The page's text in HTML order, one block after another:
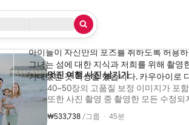
체크인/체크아웃
멋진 여행 사진 남기기
40~50장의 고품질 보정 이미지가 포
또한 사진 촬영 중 촬영한 모든 수정
수 있습니다. 이 패키지는 제한된 장소
₩533,738 /그룹
그룹당 ₩533,738
, · 45분
,
3주 전
크리스틴과 함께한 사진 촬영 세션은 마치 가
아이들이 자신만의 포즈를 취하도록 허용
그녀는 섬에 대한 지식과 저희를 위해 촬영
기대했던 것 이상